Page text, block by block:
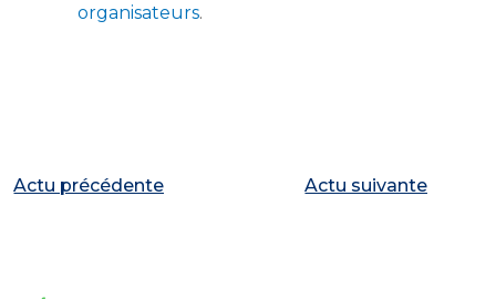
organisateurs.
Actu précédente Actu suivante